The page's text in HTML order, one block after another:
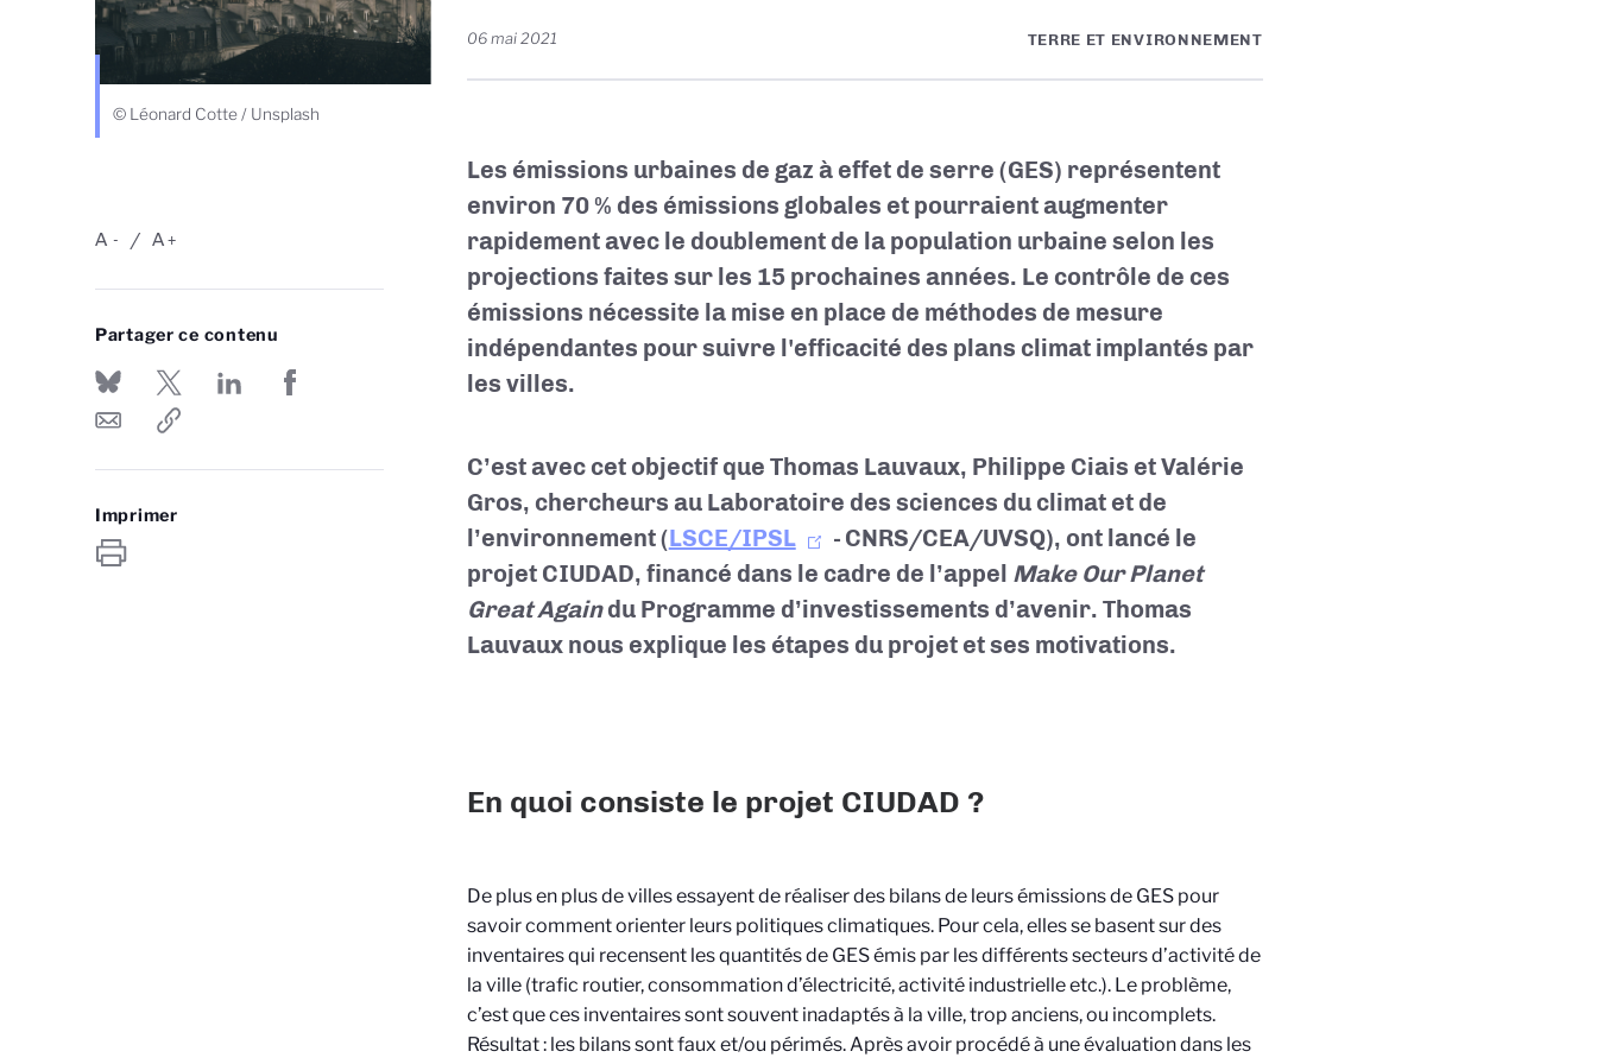
© Léonard Cotte / Unsplash
-
A +
A
Partager ce contenu
Imprimer
06 mai 2021 TERRE ET ENVIRONNEMENT
Les émissions urbaines de gaz à effet de serre (GES) représentent
environ 70 % des émissions globales et pourraient augmenter
rapidement avec le doublement de la population urbaine selon les
projections faites sur les 15 prochaines années. Le contrôle de ces
émissions nécessite la mise en place de méthodes de mesure
indépendantes pour suivre l'efficacité des plans climat implantés par
les villes.
C’est avec cet objectif que Thomas Lauvaux, Philippe Ciais et Valérie
Gros, chercheurs au Laboratoire des sciences du climat et de
l’environnement (LSCE/IPSL
- CNRS/CEA/UVSQ), ont lancé le
projet CIUDAD, financé dans le cadre de l’appel Make Our Planet
Great Againdu Programme d’investissements d’avenir. Thomas
Lauvaux nous explique les étapes du projet et ses motivations.
En quoi consiste le projet CIUDAD ?
De plus en plus de villes essayent de réaliser des bilans de leurs émissions de GES pour
savoir comment orienter leurs politiques climatiques. Pour cela, elles se basent sur des
inventaires qui recensent les quantités de GES émis par les différents secteurs d’activité de
la ville (trafic routier, consommation d’électricité, activité industrielle etc.). Le problème,
c’est que ces inventaires sont souvent inadaptés à la ville, trop anciens, ou incomplets.
Résultat : les bilans sont faux et/ou périmés. Après avoir procédé à une évaluation dans les